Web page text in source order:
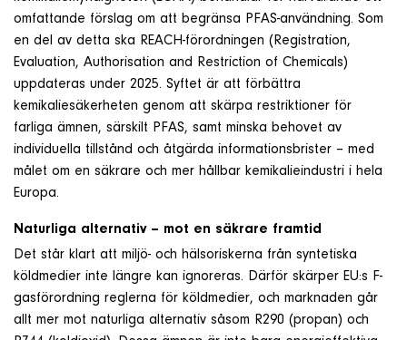
omfattande förslag om att begränsa PFAS-användning. Som
en del av detta ska REACH-förordningen (Registration,
Evaluation, Authorisation and Restriction of Chemicals)
uppdateras under 2025. Syftet är att förbättra
kemikaliesäkerheten genom att skärpa restriktioner för
farliga ämnen, särskilt PFAS, samt minska behovet av
individuella tillstånd och åtgärda informationsbrister – med
målet om en säkrare och mer hållbar kemikalieindustri i hela
Europa.
Naturliga alternativ – mot en säkrare framtid
Det står klart att miljö- och hälsoriskerna från syntetiska
köldmedier inte längre kan ignoreras. Därför skärper EU:s F-
gasförordning reglerna för köldmedier, och marknaden går
allt mer mot naturliga alternativ såsom R290 (propan) och